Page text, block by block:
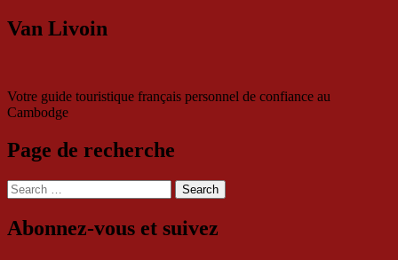
Van Livoin
Votre guide touristique français personnel de confiance au
Cambodge
Page de recherche
Search
for:
Abonnez-vous et suivez